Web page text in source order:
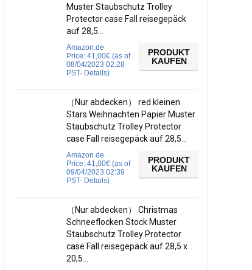
Muster Staubschutz Trolley
Protector case Fall reisegepäck
auf 28,5…
Amazon.de
Price: 41,00€ (as of
08/04/2023 02:28
PST- Details)
PRODUKT
KAUFEN
（Nur abdecken） red kleinen
Stars Weihnachten Papier Muster
Staubschutz Trolley Protector
case Fall reisegepäck auf 28,5…
Amazon.de
Price: 41,00€ (as of
09/04/2023 02:39
PST- Details)
PRODUKT
KAUFEN
（Nur abdecken） Christmas
Schneeflocken Stock Muster
Staubschutz Trolley Protector
case Fall reisegepäck auf 28,5 x
20,5…